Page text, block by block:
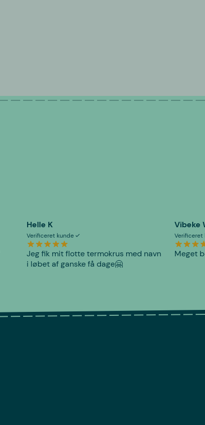
Helle K
Verificeret kunde
Jeg fik mit flotte termokrus med navn
i løbet af ganske få dage🤗
Vibeke
Meget